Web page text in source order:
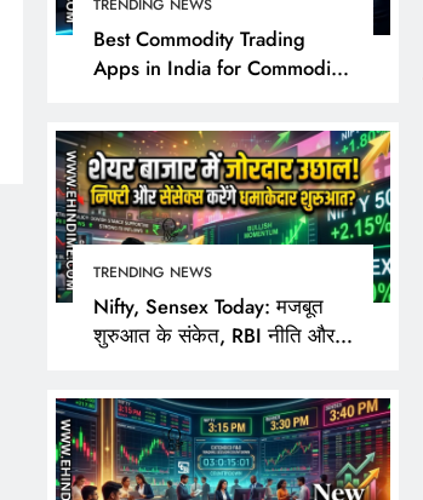
Best Commodity Trading
Apps in India for Commodity
TRENDING NEWS
Nifty, Sensex Today: मजबूत
शुरुआत के संकेत, RBI नीति और
Best Commodity Trading
Market Analysis
April 11, 2026